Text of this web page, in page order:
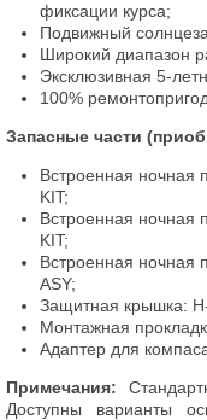
фиксации курса;
Подвижный
Широкий диапазон
Эксклюзивная 5-
100%
Запасные части
Встроенная ночная
KIT;
Встроенная ночная
KIT;
Встроенная ночная
ASY;
Защитная крышка:
Монтажная
Адаптер для
Примечания:
Доступны варианты